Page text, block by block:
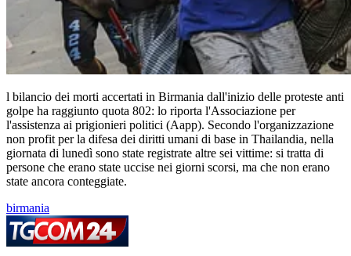
l bilancio dei morti accertati in Birmania dall'inizio delle proteste anti
golpe ha raggiunto quota 802: lo riporta l'Associazione per
l'assistenza ai prigionieri politici (Aapp). Secondo l'organizzazione
non profit per la difesa dei diritti umani di base in Thailandia, nella
giornata di lunedì sono state registrate altre sei vittime: si tratta di
persone che erano state uccise nei giorni scorsi, ma che non erano
state ancora conteggiate.
birmania